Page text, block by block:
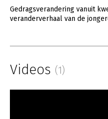
Gedragsverandering vanuit
veranderverhaal van de
Videos (1)